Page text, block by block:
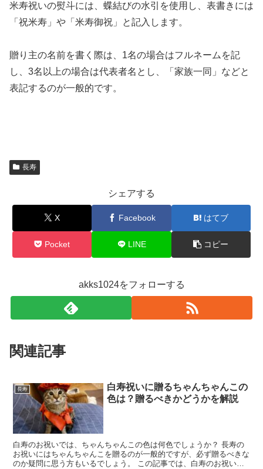
米寿祝いの熨斗には、蝶結びの水引を使用し、表書きには
「祝米寿」や「米寿御祝」と記入します。
贈り主の名前を書く際は、1名の場合はフルネームを記
し、3名以上の場合は代表者名とし、「家族一同」などと
表記するのが一般的です。
長寿
シェアする
X Facebook はてブ
Pocket LINE コピー
akks1024をフォローする
関連記事
長寿
白寿祝いに贈るちゃんちゃんこの
色は？贈るべきかどうかを解説
白寿のお祝いでは、ちゃんちゃんこの色は何色でしょうか？ 長寿の
お祝いにはちゃんちゃんこを贈るのが一般的ですが、必ず贈るべきな
のか疑問に思う方もいるでしょう。 この記事では、白寿のお祝いで